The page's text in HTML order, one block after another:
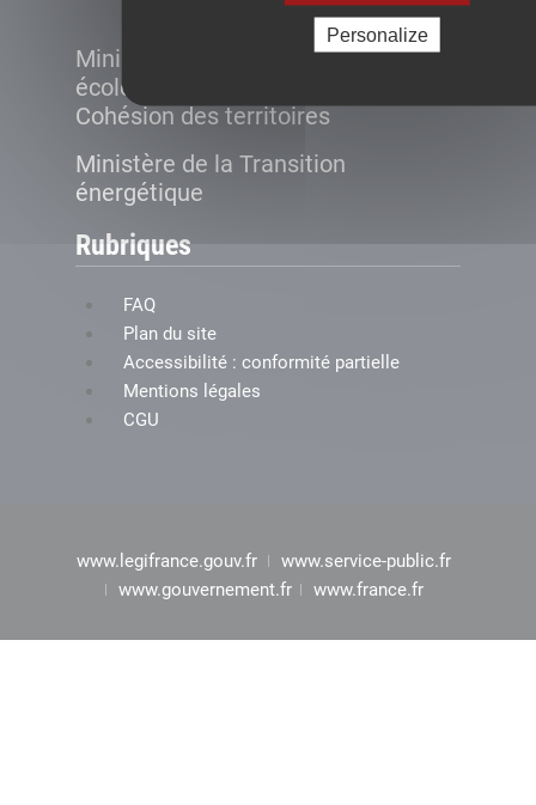
Personalize
Ministère de la Transition
écologique et de la
Cohésion des territoires
Ministère de la Transition
énergétique
Rubriques
FAQ
Plan du site
Accessibilité : conformité partielle
Mentions légales
CGU
www.legifrance.gouv.fr
www.service-public.fr
www.gouvernement.fr
www.france.fr